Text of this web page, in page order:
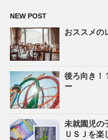
NEW POST
おススメの
後ろ向き！
ー
未就園児の
ＵＳＪを楽